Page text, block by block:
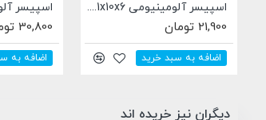
اسپیسر آلومینیومی 5.1x10x40 میلی متری
به سبد خرید
دیگران نیز خریده اند